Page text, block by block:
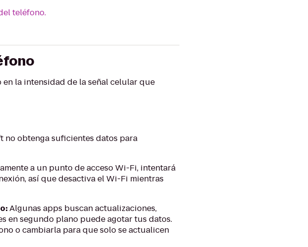
teléfono.
la intensidad de la señal celular que
no obtenga suficientes datos para
a un punto de acceso Wi-Fi, intentará
así que desactiva el Wi-Fi mientras
Algunas apps buscan actualizaciones,
en segundo plano puede agotar tus datos.
o cambiarla para que solo se actualicen